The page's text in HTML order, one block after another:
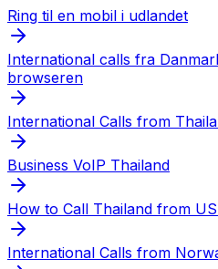
Ring til en mobil i udlandet
International calls fra
browseren
International Calls from
Business VoIP Thailand
How to Call Thailand from
International Calls from